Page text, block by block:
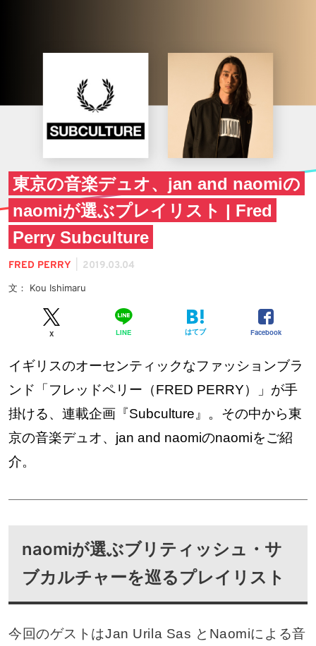
東京の音楽デュオ、jan and naomiの
naomiが選ぶプレイリスト | Fred
Perry Subculture
FRED PERRY 2019.03.04
文： Kou Ishimaru
X LINE はてブ Facebook
イギリスのオーセンティックなファッションブラ
ンド「フレッドペリー（FRED PERRY）」が手
掛ける、連載企画『Subculture』。その中から東
京の音楽デュオ、jan and naomiのnaomiをご紹
介。
naomiが選ぶブリティッシュ・サ
ブカルチャーを巡るプレイリスト
今回のゲストはJan Urila Sas とNaomiによる音